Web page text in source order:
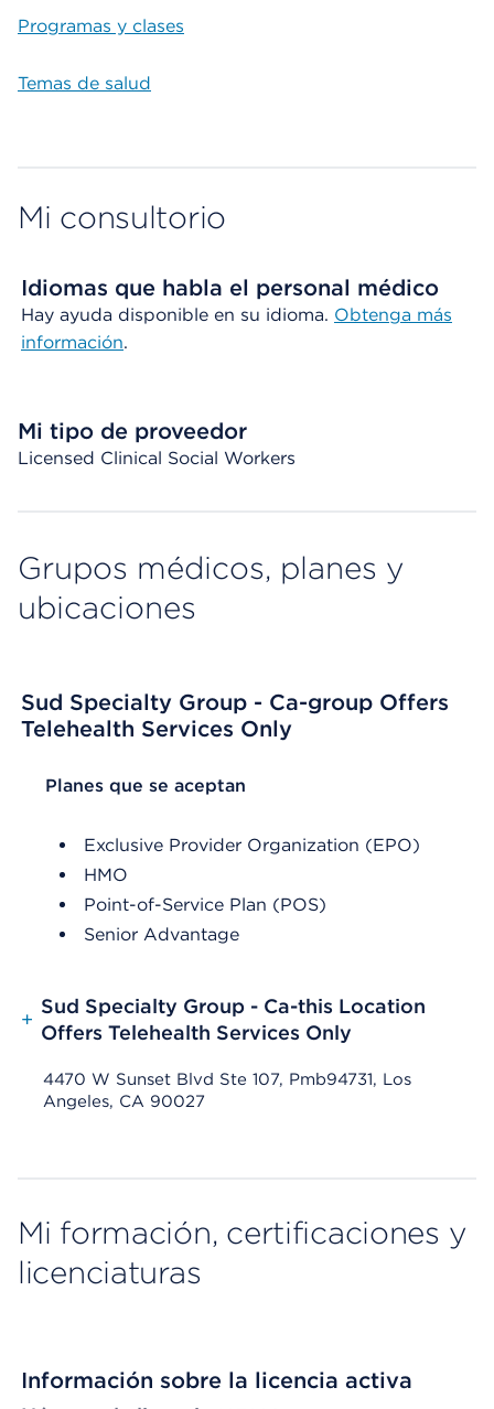
Programas y clases
Temas de salud
Mi consultorio
Idiomas que habla el personal médico
Hay ayuda disponible en su idioma. Obtenga más
información.
Mi tipo de proveedor
Licensed Clinical Social Workers
Grupos médicos, planes y
ubicaciones
Sud Specialty Group - Ca-group Offers
Telehealth Services Only
List Header Planes que se aceptan
Planes que se aceptan
Exclusive Provider Organization (EPO)
HMO
Point-of-Service Plan (POS)
Senior Advantage
+
Sud Specialty Group - Ca-this Location
Offers Telehealth Services Only
4470 W Sunset Blvd Ste 107, Pmb94731, Los
Angeles, CA 90027
Mi formación, certificaciones y
licenciaturas
Información sobre la licencia activa